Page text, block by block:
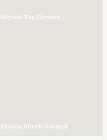
Rüyada Taş Görmek
Rüyada Böcek Görmek